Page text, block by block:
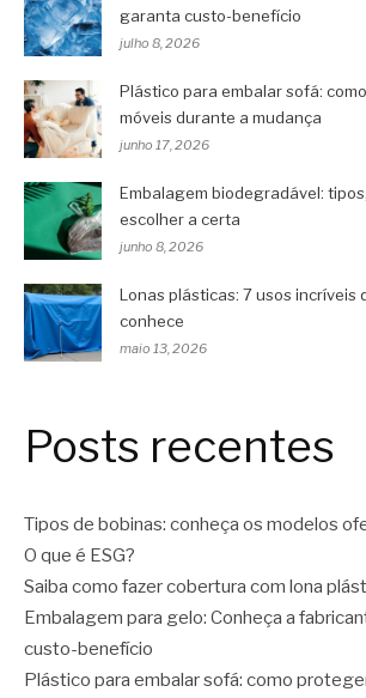
garanta custo-benefício
julho 8, 2026
Plástico para embalar sofá:
móveis durante a mudança
junho 17, 2026
Embalagem biodegradável:
escolher a certa
junho 8, 2026
Lonas plásticas: 7 usos incríveis
conhece
maio 13, 2026
Posts recentes
Tipos de bobinas: conheça os modelos
O que é ESG?
Saiba como fazer cobertura com lona
Embalagem para gelo: Conheça a
custo-benefício
Plástico para embalar sofá: como